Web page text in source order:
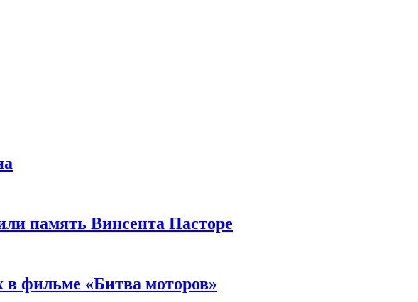
память Винсента Пасторе
фильме «Битва моторов»